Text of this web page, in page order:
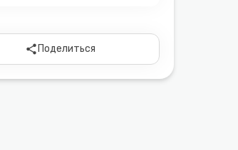
share Поделиться